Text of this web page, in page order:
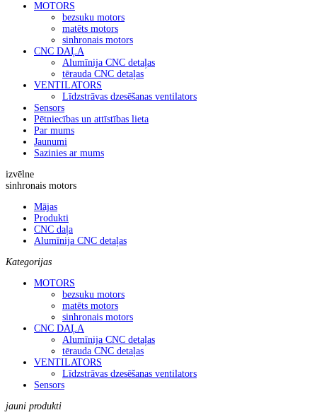
MOTORS
bezsuku motors
matēts motors
sinhronais motors
CNC DAĻA
Alumīnija CNC detaļas
tērauda CNC detaļas
VENTILATORS
Līdzstrāvas dzesēšanas ventilators
Sensors
Pētniecības un attīstības lieta
Par mums
Jaunumi
Sazinies ar mums
izvēlne
sinhronais motors
Mājas
Produkti
CNC daļa
Alumīnija CNC detaļas
Kategorijas
MOTORS
bezsuku motors
matēts motors
sinhronais motors
CNC DAĻA
Alumīnija CNC detaļas
tērauda CNC detaļas
VENTILATORS
Līdzstrāvas dzesēšanas ventilators
Sensors
jauni produkti